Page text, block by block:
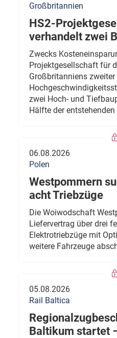
Großbritannien
HS2-
verhandelt zwei
Zwecks
Projektgesellschaft für
Großbritanniens zweiter
zwei Hoch- und
Hälfte der
06.08.2026
Polen
Westpommern
acht Triebzüge
Die Woiwodschaft
Liefervertrag über drei
Elektrotriebzüge mit
weitere Fahrzeuge
05.08.2026
Rail Baltica
Baltikum startet